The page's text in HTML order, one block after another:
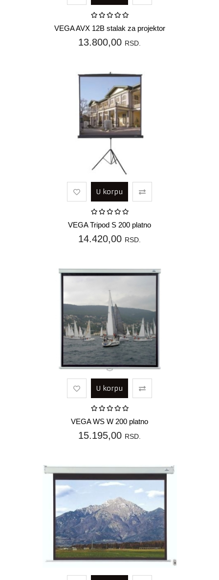
VEGA AVX 12B stalak za projektor
13.800,00 RSD.
U korpu
VEGA Tripod S 200 platno
14.420,00 RSD.
U korpu
VEGA WS W 200 platno
15.195,00 RSD.